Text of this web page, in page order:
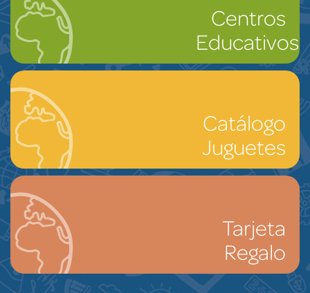
Centros
Educativos
Catálogo
Juguetes
Tarjeta
Regalo